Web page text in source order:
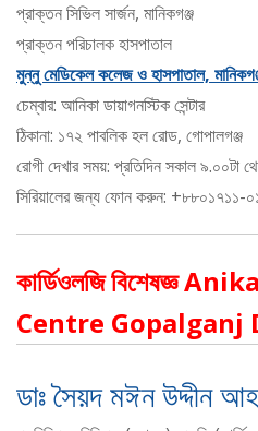
প্রাক্তন সিভিল সার্জন, মানিকগঞ্জ
প্রাক্তন পরিচালক হাসপাতাল
মুন্নু মেডিকেল কলেজ ও হাসপাতাল,
চেম্বার: আনিকা ডায়াগনস্টিক সেন্টার
ঠিকানা: ১৭২ পাবলিক হল রোড, গোপালগঞ্জ
রোগী দেখার সময়: প্রতিদিন সকাল ৯.০০টা
সিরিয়ালের জন্য ফোন করুন: +৮৮০১৭১১-
কার্ডিওলজি বিশেষজ্ঞ
Centre Gopalganj
ডাঃ সৈয়দ মঈন উদ্দীন